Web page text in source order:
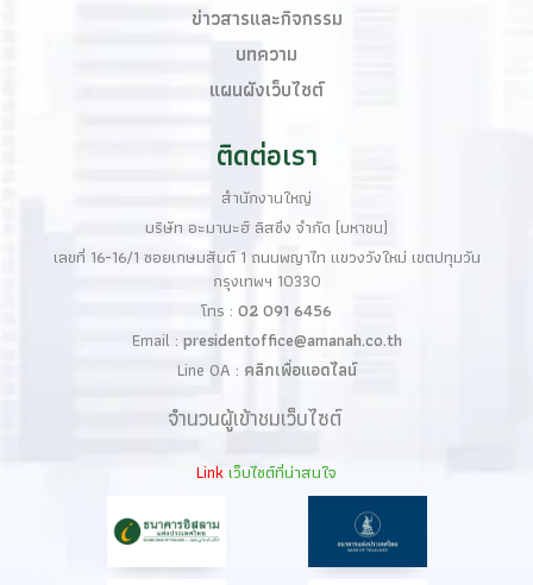
ข่าวสารและกิจกรรม
บทความ
แผนผังเว็บไซต์
ติดต่อเรา
สำนักงานใหญ่
บริษัท อะมานะฮ์ ลิสซิ่ง จำกัด (มหาชน)
เลขที่ 16-16/1 ซอยเกษมสันต์ 1 ถนนพญาไท แขวงวังใหม่ เขตปทุมวัน
กรุงเทพฯ 10330
โทร : 02 091 6456
Email : presidentoffice@amanah.co.th
Line OA : คลิกเพื่อแอดไลน์
จำนวนผู้เข้าชมเว็บไซต์
Linkเว็บไซต์ที่น่าสนใจ